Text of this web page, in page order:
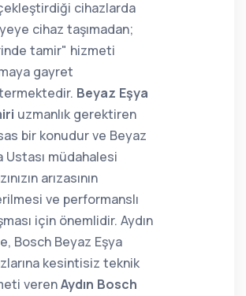
cihazlarda
cihaz taşımadan;
tamir" hizmeti
gayret
Beyaz Eşya
uzmanlık gerektiren
bir konudur ve Beyaz
Ustası müdahalesi
arızasının
ve performanslı
için önemlidir. Aydın
Bosch Beyaz Eşya
kesintisiz teknik
verenAydın Bosch